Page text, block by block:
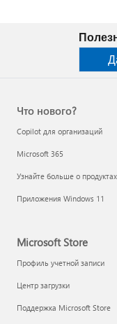
Что нового?
Copilot для организаций
Microsoft 365
Узнайте больше о
Приложения Windows 11
Microsoft Store
Профиль учетной записи
Центр загрузки
Поддержка Microsoft Store